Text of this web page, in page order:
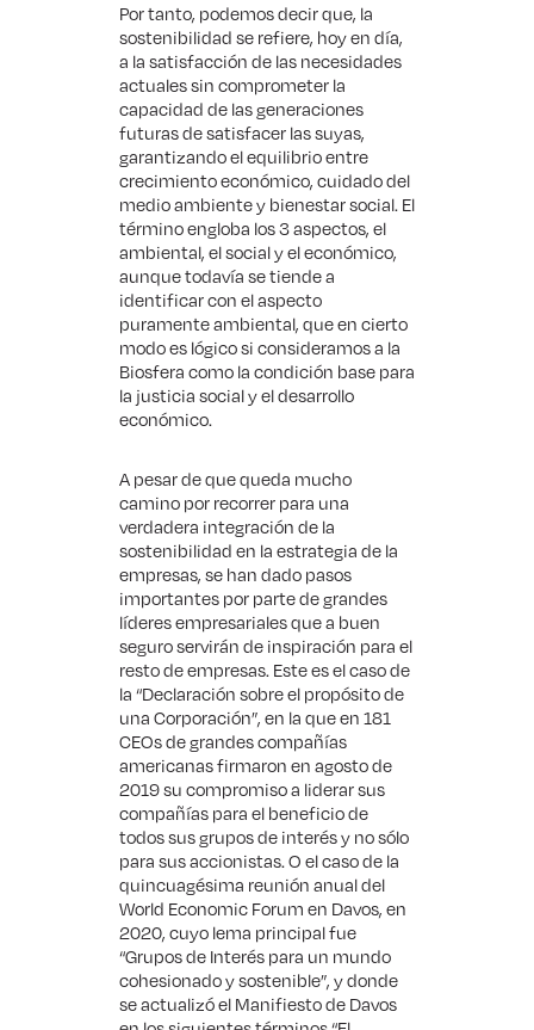
Por tanto, podemos decir que, la
sostenibilidad se refiere, hoy en día,
a la satisfacción de las necesidades
actuales sin comprometer la
capacidad de las generaciones
futuras de satisfacer las suyas,
garantizando el equilibrio entre
crecimiento económico, cuidado del
medio ambiente y bienestar social. El
término engloba los 3 aspectos, el
ambiental, el social y el económico,
aunque todavía se tiende a
identificar con el aspecto
puramente ambiental, que en cierto
modo es lógico si consideramos a la
Biosfera como la condición base para
la justicia social y el desarrollo
económico.
A pesar de que queda mucho
camino por recorrer para una
verdadera integración de la
sostenibilidad en la estrategia de la
empresas, se han dado pasos
importantes por parte de grandes
líderes empresariales que a buen
seguro servirán de inspiración para el
resto de empresas. Este es el caso de
la “Declaración sobre el propósito de
una Corporación”, en la que en 181
CEOs de grandes compañías
americanas firmaron en agosto de
2019 su compromiso a liderar sus
compañías para el beneficio de
todos sus grupos de interés y no sólo
para sus accionistas. O el caso de la
quincuagésima reunión anual del
World Economic Forum en Davos, en
2020, cuyo lema principal fue
“Grupos de Interés para un mundo
cohesionado y sostenible”, y donde
se actualizó el Manifiesto de Davos